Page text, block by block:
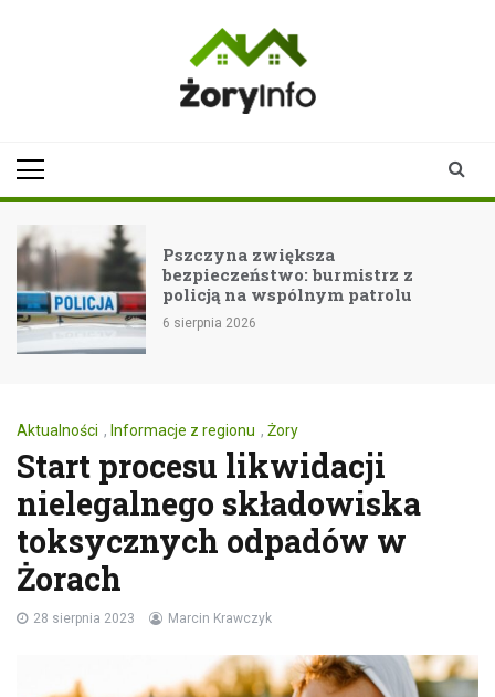
Pszczyna zwiększa
bezpieczeństwo: burmistrz z
policją na wspólnym patrolu
6 sierpnia 2026
Aktualności , Informacje z regionu , Żory
Start procesu likwidacji
nielegalnego składowiska
toksycznych odpadów w
Żorach
28 sierpnia 2023 Marcin Krawczyk